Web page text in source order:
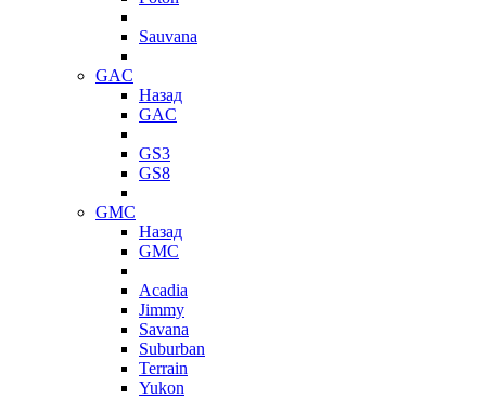
Sauvana
GAC
Назад
GAC
GS3
GS8
GMC
Назад
GMC
Acadia
Jimmy
Savana
Suburban
Terrain
Yukon